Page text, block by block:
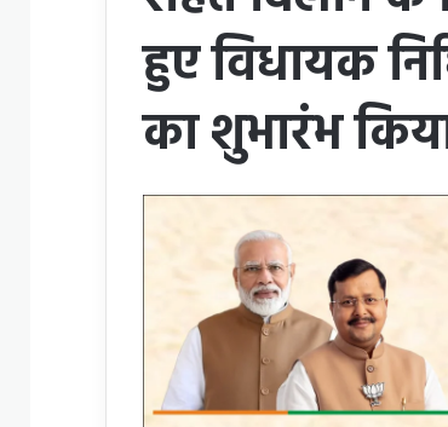
हुए विधायक
का शुभारंभ